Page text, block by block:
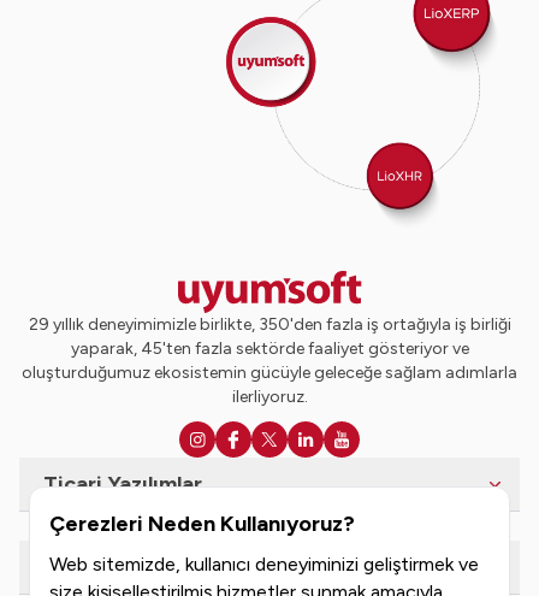
Çerezleri Neden Kullanıyoruz?
Web sitemizde, kullanıcı deneyiminizi geliştirmek ve
29 yıllık deneyimimizle birlikte, 350'den fazla iş ortağıyla iş birliği
yaparak, 45'ten fazla sektörde faaliyet gösteriyor ve
oluşturduğumuz ekosistemin gücüyle geleceğe sağlam adımlarla
ilerliyoruz.
Ticari Yazılımlar
e-Dönüşüm Hizmetleri